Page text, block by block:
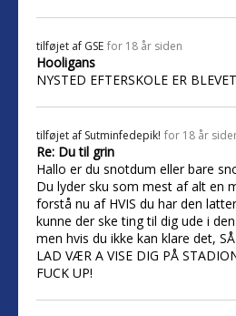
tilføjet af GSE for 18 år siden
Hooligans
NYSTED EFTERSKOLE ER
tilføjet af Sutminfedepik! for 18 år
Re: Du til grin
Hallo er du snotdum eller bare
Du lyder sku som mest af alt en
forstå nu af HVIS du har den
kunne der ske ting til dig ude i
men hvis du ikke kan klare det,
LAD VÆR A VISE DIG PÅ
FUCK UP!